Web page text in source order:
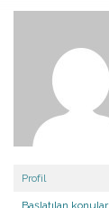
Profil
Başlatılan konular